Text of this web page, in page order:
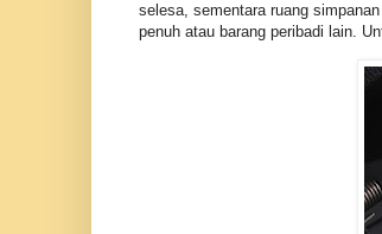
selesa, sementara ruang
penuh atau barang peribadi lain.